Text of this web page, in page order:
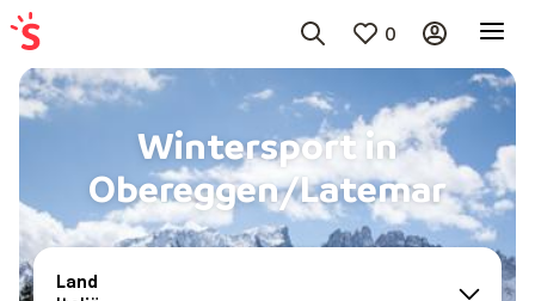
0
Wintersport in
Obereggen/Latemar
Land